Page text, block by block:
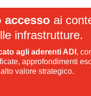
accesso ai
infrastrutture.
agli aderenti ADI ,
approfondimenti
valore strategico.